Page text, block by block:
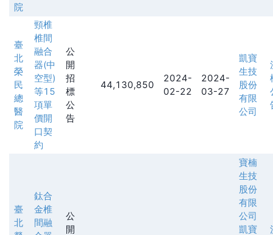
院
臺
北
榮
民
總
醫
院
頸椎
椎間
融合
器(中
空型)
等15
項單
價開
口契
約
公
開
招
標
公
告
44,130,850
2024-
02-22
2024-
03-27
凱寶
生技
股份
有限
公司
臺
北
鈦合
金椎
間融
公
開
寶楠
生技
股份
有限
公司
凱寶